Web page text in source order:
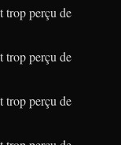
trop perçu de
trop perçu de
trop perçu de